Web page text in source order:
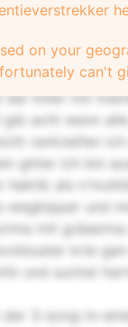
skunk wie
ich bin
testfahrt und du
weil du ja
killer mit
acht wenn
verkneifen
gitter ich bin
hektik als
wegkipper und
mit
krie-
und suchst
der 3-song-in-
on your
can't